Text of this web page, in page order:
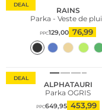
DEAL
RAINS
Parka - Veste de
PPC129,00 76,99
DEAL
ALPHATAURI
Parka OGRIS
PPC649,95 453,99